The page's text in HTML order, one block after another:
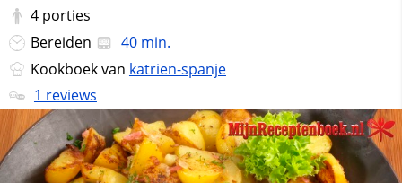
4 porties
Bereiden
40 min.
Kookboek van katrien-spanje
1 reviews